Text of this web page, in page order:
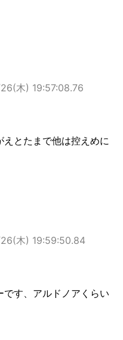
木) 19:57:08.76
とたまで他は控えめに
木) 19:59:50.84
す、アルドノアくらい